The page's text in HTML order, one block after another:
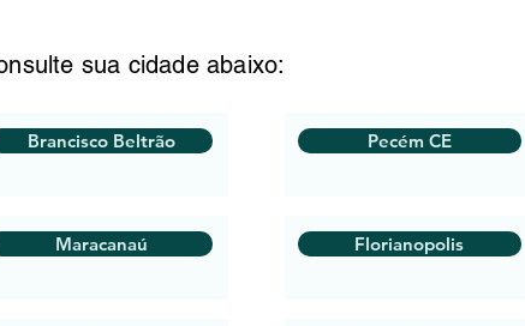
sua cidade abaixo:
Brancisco Beltrão
Maracanaú
Pecém CE
Florianopolis